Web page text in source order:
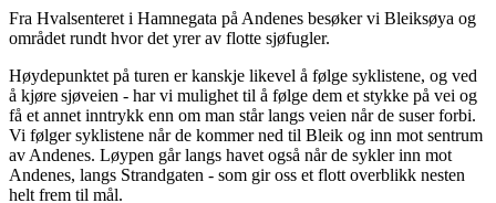
Fra Hvalsenteret i Hamnegata på Andenes besøker vi Bleiksøya og
området rundt hvor det yrer av flotte sjøfugler.
Høydepunktet på turen er kanskje likevel å følge syklistene, og ved
å kjøre sjøveien - har vi mulighet til å følge dem et stykke på vei og
få et annet inntrykk enn om man står langs veien når de suser forbi.
Vi følger syklistene når de kommer ned til Bleik og inn mot sentrum
av Andenes. Løypen går langs havet også når de sykler inn mot
Andenes, langs Strandgaten - som gir oss et flott overblikk nesten
helt frem til mål.